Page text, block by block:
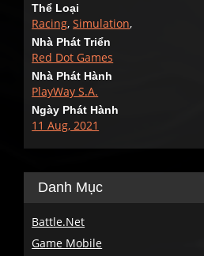
Thể Loại
Racing,Simulation,
Nhà Phát Triển
Red Dot Games
Nhà Phát Hành
PlayWay S.A.
Ngày Phát Hành
11 Aug, 2021
Danh Mục
Battle.Net
Game Mobile